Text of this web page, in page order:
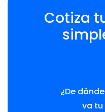
Cotiza
¿De
va tu